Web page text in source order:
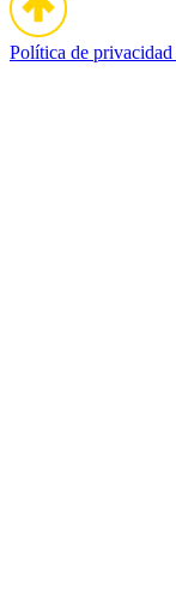
Política de privacidad